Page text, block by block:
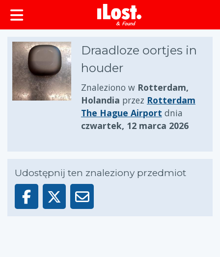
zawartości
Draadloze oortjes in
houder
Znaleziono w Rotterdam,
Holandia przez Rotterdam
The Hague Airport dnia
czwartek, 12 marca 2026
Udostępnij ten znaleziony przedmiot